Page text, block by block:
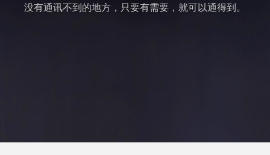
没有通讯不到的地方，只要有需要，就可以通得到。